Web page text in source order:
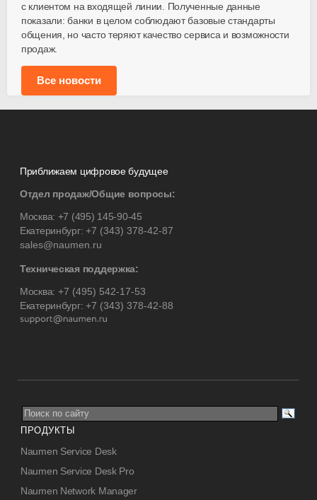
с клиентом на входящей линии. Полученные данные
показали: банки в целом соблюдают базовые стандарты
общения, но часто теряют качество сервиса и возможности
продаж.
Все новости
Приближаем цифровое будущее
Отдел продаж/Общие вопросы:
Москва: +7 (495) 145-90-45
Екатеринбург:+7 (343) 378-42-87
sales@naumen.ru
Техническая поддержка:
Москва: +7 (495) 542-17-53
Екатеринбург:+7 (343) 378-42-88
ПРОДУКТЫ
Naumen Service Desk
Naumen Service Desk Pro
Naumen Network Manager